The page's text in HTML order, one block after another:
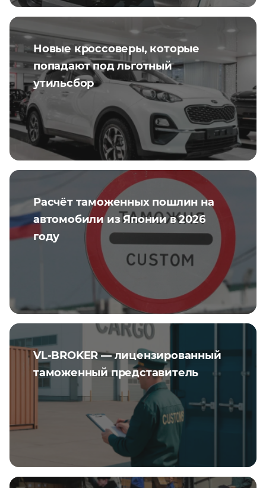
Новые кроссоверы, которые
попадают под льготный
утильсбор
Расчёт таможенных пошлин на
автомобили из Японии в 2026
году
VL-BROKER — лицензированный
таможенный представитель